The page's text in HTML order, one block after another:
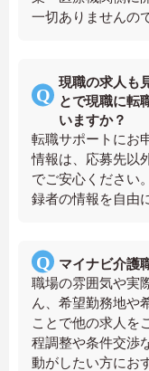
一切ありませんの
現職の求人も
とで現職に転
いますか？
転職サポートにお
情報は、応募先以
でご安心ください
録者の情報を自由
マイナビ介護
職場の雰囲気や実
ん、希望勤務地や
ことで他の求人を
程調整や条件交渉
動がしたい方にお